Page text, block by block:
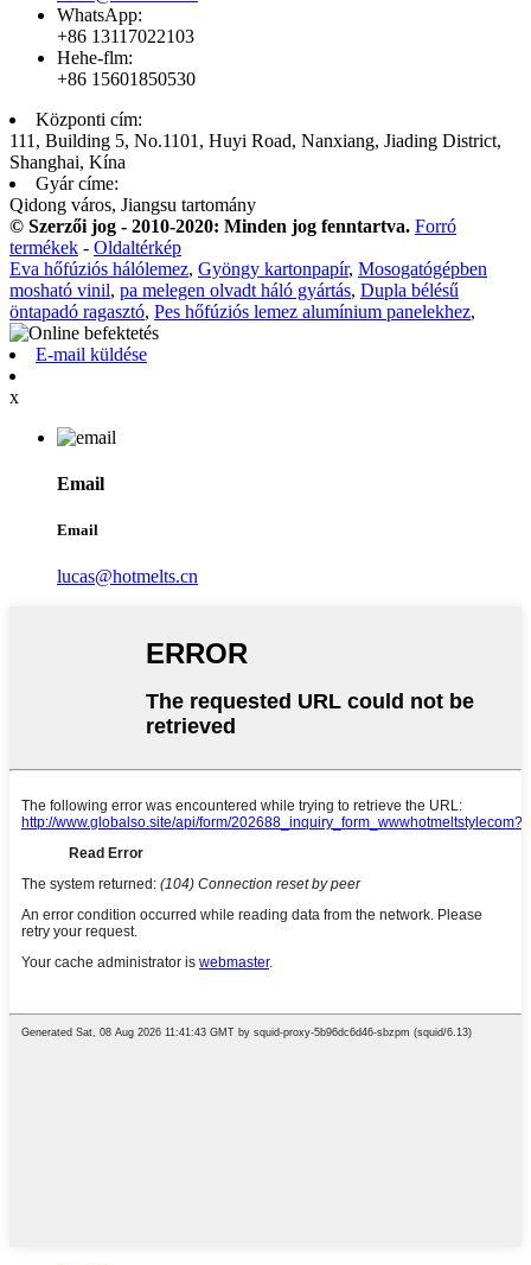
WhatsApp:
+86 13117022103
Hehe-flm:
+86 15601850530
Központi cím:
111, Building 5, No.1101, Huyi Road, Nanxiang, Jiading District,
Shanghai, Kína
Gyár címe:
Qidong város, Jiangsu tartomány
© Szerzői jog - 2010-2020: Minden jog fenntartva. Forró
termékek - Oldaltérkép
Eva hőfúziós hálólemez, Gyöngy kartonpapír, Mosogatógépben
mosható vinil, pa melegen olvadt háló gyártás, Dupla bélésű
öntapadó ragasztó, Pes hőfúziós lemez alumínium panelekhez,
E-mail küldése
x
Email
Email
lucas@hotmelts.cn